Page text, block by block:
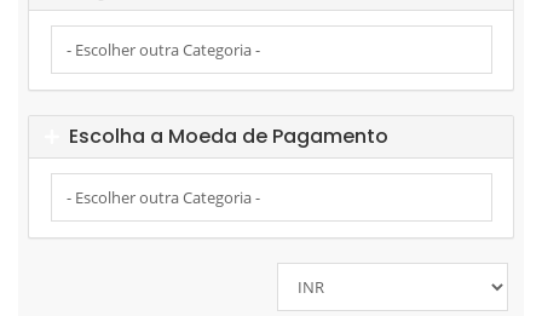
Escolha a Moeda de Pagamento